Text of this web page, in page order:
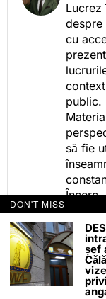
Lucrez
despre
cu
public.
să fie
Încerc,
celor
ceea
este
Iar
pe
drumul
DON'T MISS
șef